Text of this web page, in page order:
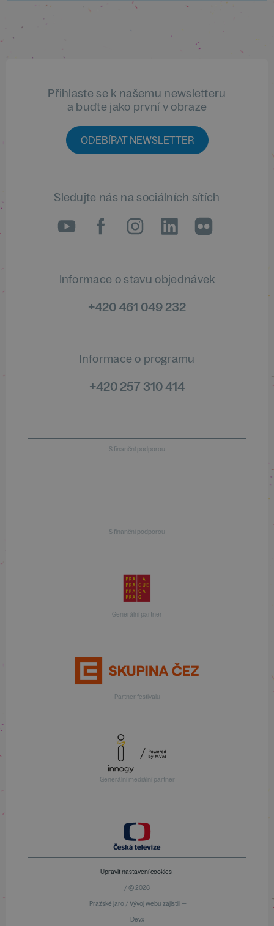
Přihlaste se k našemu newsletteru
a buďte jako první v obraze
ODEBÍRAT NEWSLETTER
Sledujte nás na sociálních sítích
LinkedIn
flickr
Informace o stavu objednávek
+420 461 049 232
Informace o programu
+420 257 310 414
S finanční podporou
S finanční podporou
Generální partner
Partner festivalu
Generální mediální partner
Upravit nastavení cookies
/ © 2026
Pražské jaro / Vývoj webu zajistili —
Devx